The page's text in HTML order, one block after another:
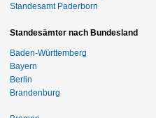
Standesamt Paderborn
Standesämter nach Bundesland
Baden-Württemberg
Bayern
Berlin
Brandenburg